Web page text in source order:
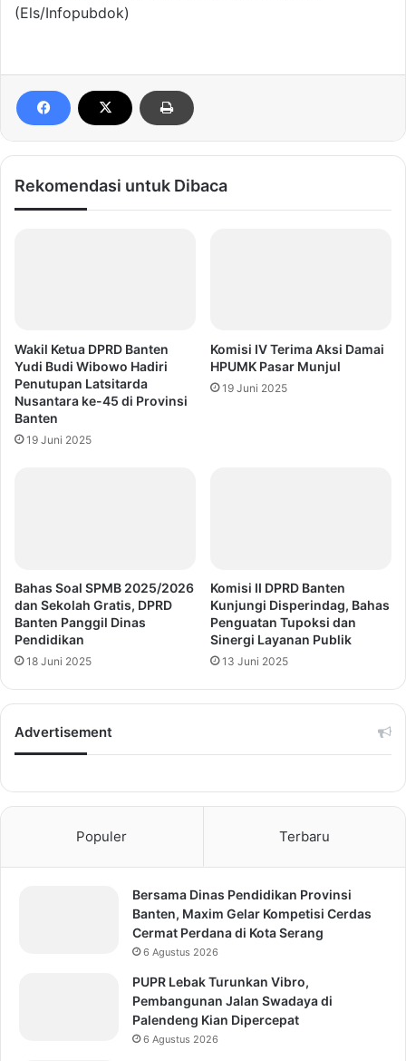
(Els/Infopubdok)
Rekomendasi untuk Dibaca
Wakil Ketua DPRD Banten
Yudi Budi Wibowo Hadiri
Penutupan Latsitarda
Nusantara ke-45 di Provinsi
Banten
19 Juni 2025
Komisi IV Terima Aksi Damai
HPUMK Pasar Munjul
19 Juni 2025
Bahas Soal SPMB 2025/2026
dan Sekolah Gratis, DPRD
Banten Panggil Dinas
Pendidikan
18 Juni 2025
Komisi II DPRD Banten
Kunjungi Disperindag, Bahas
Penguatan Tupoksi dan
Sinergi Layanan Publik
13 Juni 2025
Advertisement
Populer Terbaru
Bersama Dinas Pendidikan Provinsi
Banten, Maxim Gelar Kompetisi Cerdas
Cermat Perdana di Kota Serang
6 Agustus 2026
PUPR Lebak Turunkan Vibro,
Pembangunan Jalan Swadaya di
Palendeng Kian Dipercepat
6 Agustus 2026